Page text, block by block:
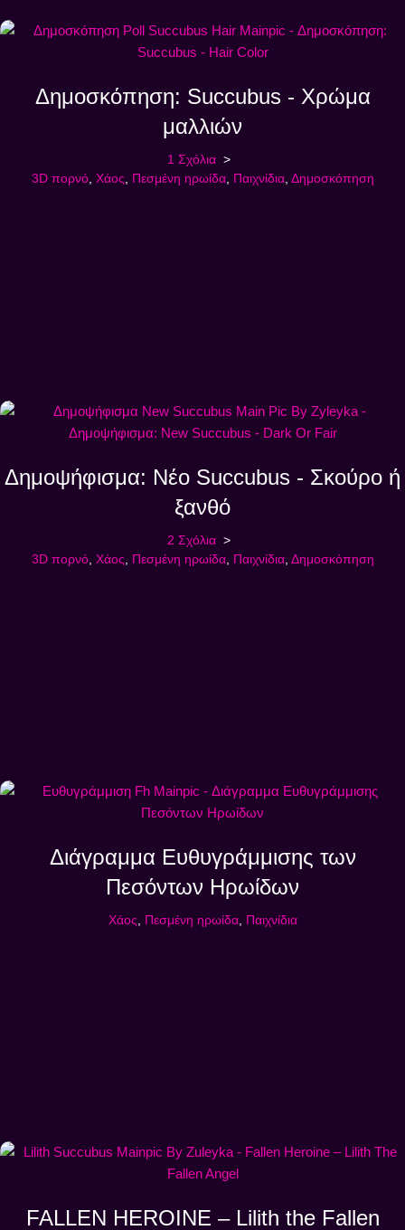
Δημοσκόπηση: Succubus - Χρώμα
μαλλιών
1 Σχόλια
3D πορνό, Χάος, Πεσμένη ηρωίδα, Παιχνίδια, Δημοσκόπηση
Δημοψήφισμα: Νέο Succubus - Σκούρο ή
ξανθό
2 Σχόλια
3D πορνό, Χάος Πεσμένη ηρωίδα, Παιχνίδια, Δημοσκόπηση
Διάγραμμα Ευθυγράμμισης των
Πεσόντων Ηρωίδων
Χάος, Πεσμένη ηρωίδα, Παιχνίδια
FALLEN HEROINE – Lilith the Fallen